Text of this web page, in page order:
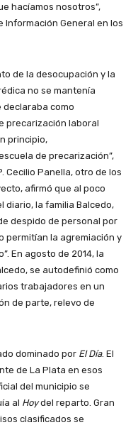
hacíamos nosotros”,
Información General en los
de la desocupación y la
no se mantenía
declaraba como
precarización laboral
principio,
de precarización”,
Cecilio Panella, otro de los
afirmó que al poco
diario, la familia Balcedo,
despido de personal por
permitían la agremiación y
En agosto de 2014, la
se autodefinió como
trabajadores en un
de parte, relevo de
dominado por El Día. El
de La Plata en esos
del municipio se
al Hoydel reparto. Gran
clasificados se